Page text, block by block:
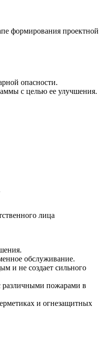
формирования проектной
опасности.
с целью ее улучшения.
лица
обслуживание.
и не создает сильного
различными пожарами в
и огнезащитных